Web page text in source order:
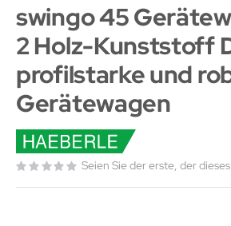
swingo 45
2 Holz-Kunststoff
profilstarke und
Gerätewagen
Seien Sie der erste, der